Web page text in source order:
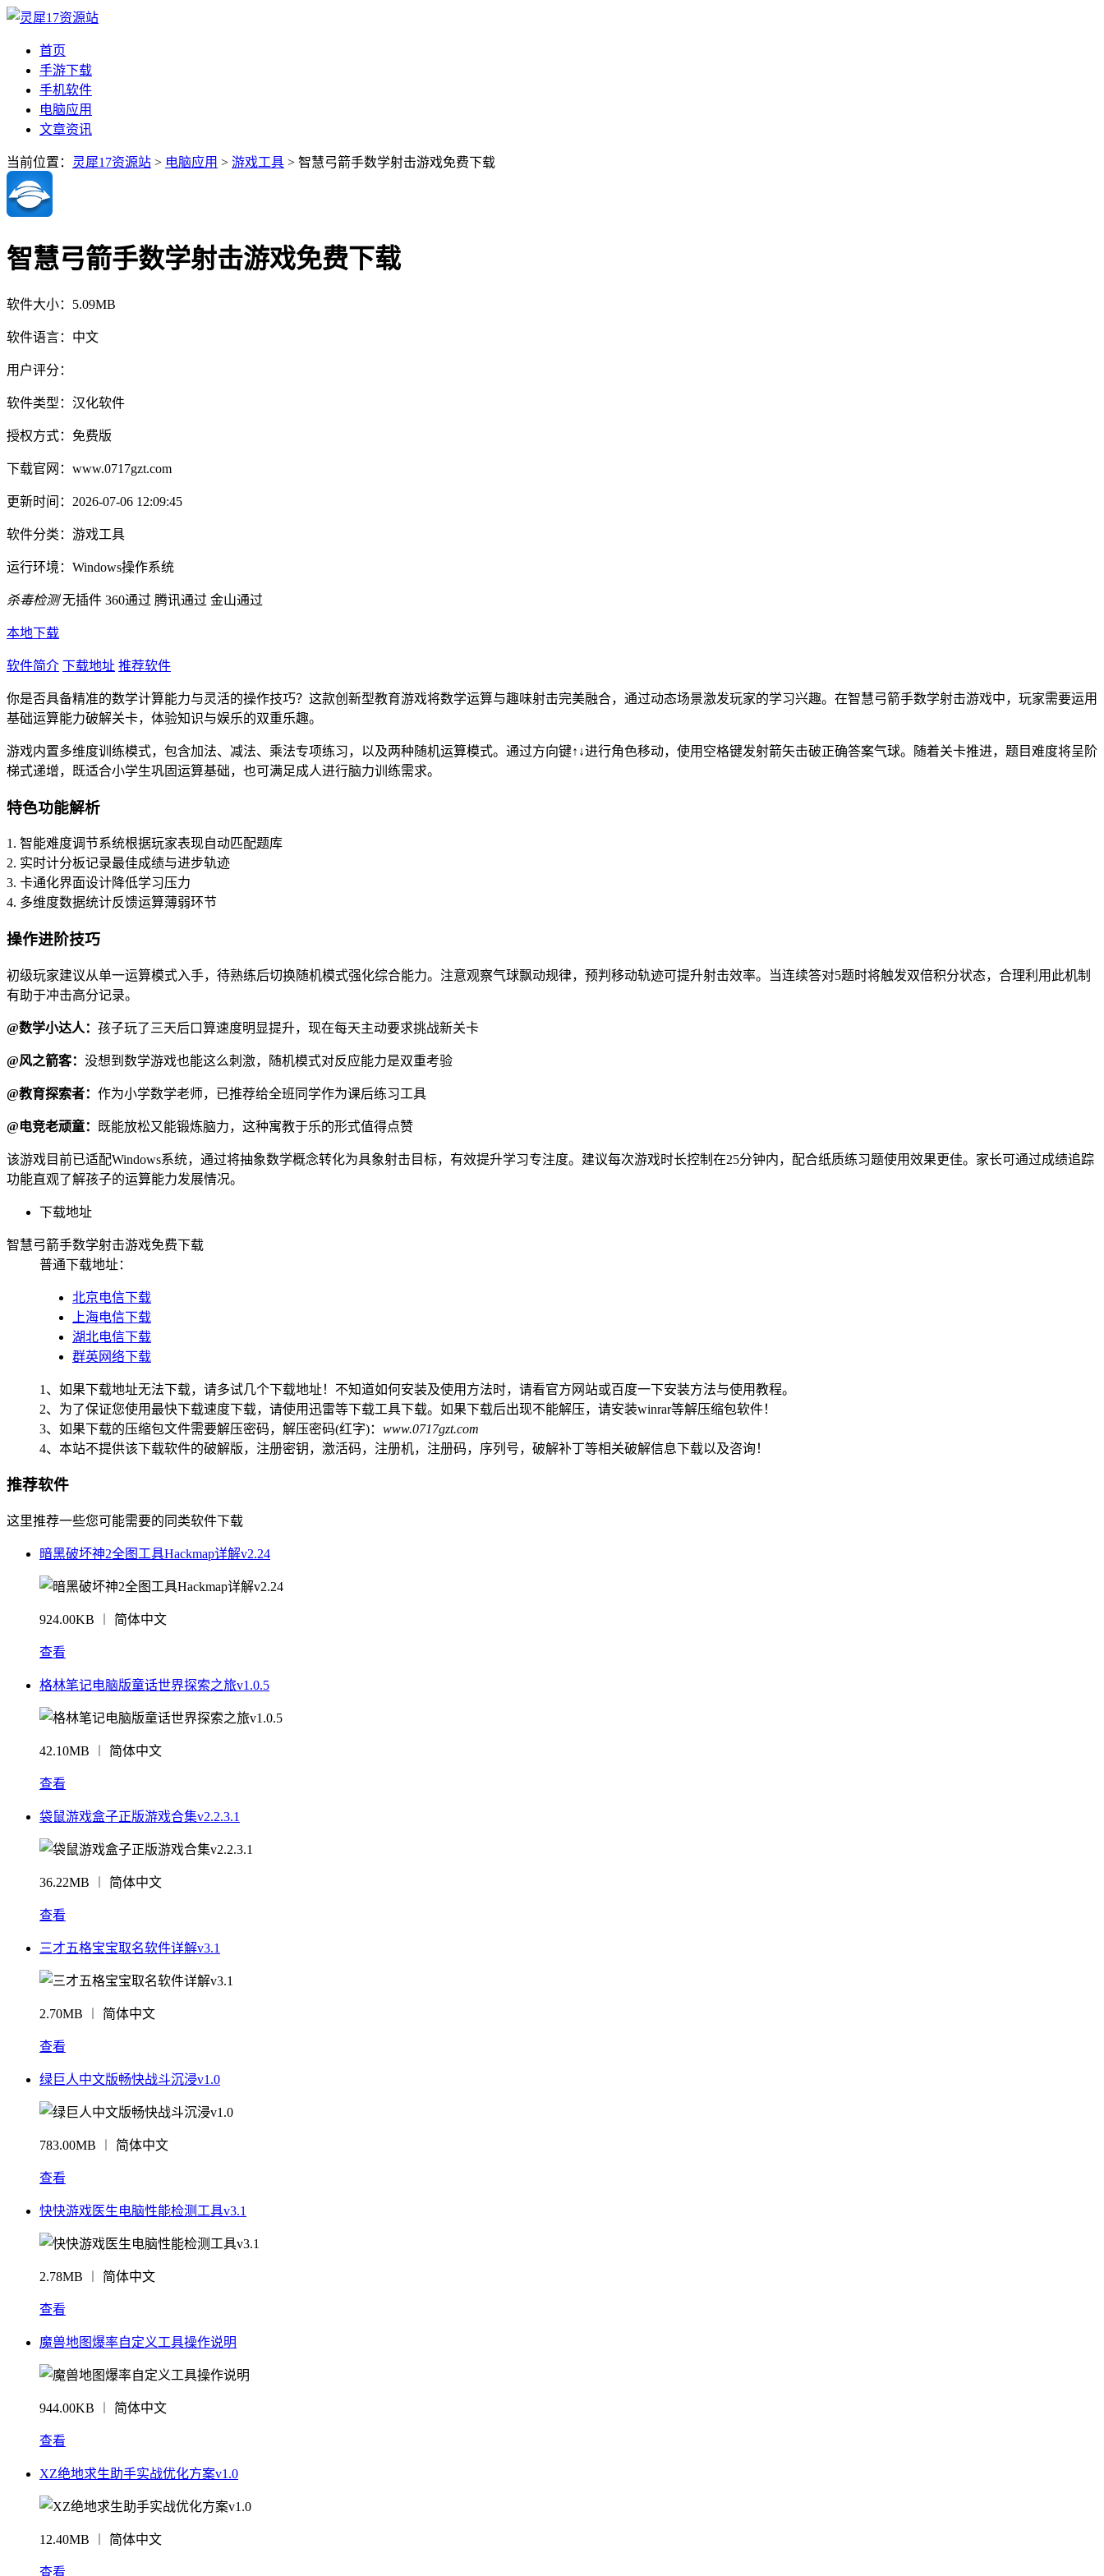
首页
手游下载
手机软件
电脑应用
文章资讯
当前位置： 灵犀17资源站 > 电脑应用 > 游戏工具 > 智慧弓箭手数学射击游戏免费下载
智慧弓箭手数学射击游戏免费下载
软件大小： 5.09MB
软件语言： 中文
用户评分：
软件类型： 汉化软件
授权方式： 免费版
下载官网： www.0717gzt.com
更新时间： 2026-07-06 12:09:45
软件分类： 游戏工具
运行环境： Windows操作系统
杀毒检测 无插件 360通过 腾讯通过 金山通过
本地下载
软件简介 下载地址 推荐软件
你是否具备精准的数学计算能力与灵活的操作技巧？这款创新型教育游戏将数学运算与趣味射击完美融合，通过动态场景激发玩家的学习兴趣。在智慧弓箭手数学射击游戏中，玩家需要运用
基础运算能力破解关卡，体验知识与娱乐的双重乐趣。
游戏内置多维度训练模式，包含加法、减法、乘法专项练习，以及两种随机运算模式。通过方向键↑↓进行角色移动，使用空格键发射箭矢击破正确答案气球。随着关卡推进，题目难度将呈阶
梯式递增，既适合小学生巩固运算基础，也可满足成人进行脑力训练需求。
特色功能解析
1. 智能难度调节系统根据玩家表现自动匹配题库
2. 实时计分板记录最佳成绩与进步轨迹
3. 卡通化界面设计降低学习压力
4. 多维度数据统计反馈运算薄弱环节
操作进阶技巧
初级玩家建议从单一运算模式入手，待熟练后切换随机模式强化综合能力。注意观察气球飘动规律，预判移动轨迹可提升射击效率。当连续答对5题时将触发双倍积分状态，合理利用此机制
有助于冲击高分记录。
@数学小达人： 孩子玩了三天后口算速度明显提升，现在每天主动要求挑战新关卡
@风之箭客： 没想到数学游戏也能这么刺激，随机模式对反应能力是双重考验
@教育探索者： 作为小学数学老师，已推荐给全班同学作为课后练习工具
@电竞老顽童： 既能放松又能锻炼脑力，这种寓教于乐的形式值得点赞
该游戏目前已适配Windows系统，通过将抽象数学概念转化为具象射击目标，有效提升学习专注度。建议每次游戏时长控制在25分钟内，配合纸质练习题使用效果更佳。家长可通过成绩追踪
功能直观了解孩子的运算能力发展情况。
下载地址
智慧弓箭手数学射击游戏免费下载
普通下载地址：
北京电信下载
上海电信下载
湖北电信下载
群英网络下载
1、如果下载地址无法下载，请多试几个下载地址！不知道如何安装及使用方法时，请看官方网站或百度一下安装方法与使用教程。
2、为了保证您使用最快下载速度下载，请使用迅雷等下载工具下载。如果下载后出现不能解压，请安装winrar等解压缩包软件！
3、如果下载的压缩包文件需要解压密码，解压密码(红字)： www.0717gzt.com
4、本站不提供该下载软件的破解版，注册密钥，激活码，注册机，注册码，序列号，破解补丁等相关破解信息下载以及咨询！
推荐软件
这里推荐一些您可能需要的同类软件下载
暗黑破坏神2全图工具Hackmap详解v2.24
924.00KB ︱ 简体中文
查看
格林笔记电脑版童话世界探索之旅v1.0.5
42.10MB ︱ 简体中文
查看
袋鼠游戏盒子正版游戏合集v2.2.3.1
36.22MB ︱ 简体中文
查看
三才五格宝宝取名软件详解v3.1
2.70MB ︱ 简体中文
查看
绿巨人中文版畅快战斗沉浸v1.0
783.00MB ︱ 简体中文
查看
快快游戏医生电脑性能检测工具v3.1
2.78MB ︱ 简体中文
查看
魔兽地图爆率自定义工具操作说明
944.00KB ︱ 简体中文
查看
XZ绝地求生助手实战优化方案v1.0
12.40MB ︱ 简体中文
查看